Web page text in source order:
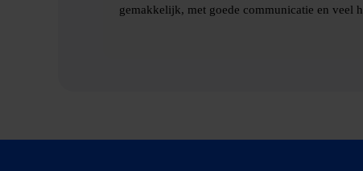
gemakkelijk, met goede communicatie en veel hulp.